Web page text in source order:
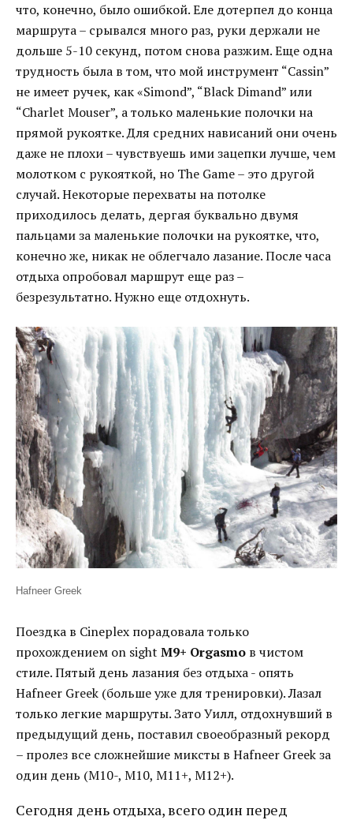
что, конечно, было ошибкой. Еле дотерпел до конца
маршрута – срывался много раз, руки держали не
дольше 5-10 секунд, потом снова разжим. Еще одна
трудность была в том, что мой инструмент “Cassin”
не имеет ручек, как «Simond”, “Black Dimand” или
“Charlet Mouser”, а только маленькие полочки на
прямой рукоятке. Для средних нависаний они очень
даже не плохи – чувствуешь ими зацепки лучше, чем
молотком с рукояткой, но The Game – это другой
случай. Некоторые перехваты на потолке
приходилось делать, дергая буквально двумя
пальцами за маленькие полочки на рукоятке, что,
конечно же, никак не облегчало лазание. После часа
отдыха опробовал маршрут еще раз –
безрезультатно. Нужно еще отдохнуть.
Hafneer Greek
Поездка в Cineplex порадовала только
прохождением on sight М9+ Orgasmo в чистом
стиле. Пятый день лазания без отдыха - опять
Hafneer Greek (больше уже для тренировки). Лазал
только легкие маршруты. Зато Уилл, отдохнувший в
предыдущий день, поставил своеобразный рекорд
– пролез все сложнейшие миксты в Hafneer Greek за
один день (М10-, М10, М11+, М12+).
Сегодня день отдыха, всего один перед